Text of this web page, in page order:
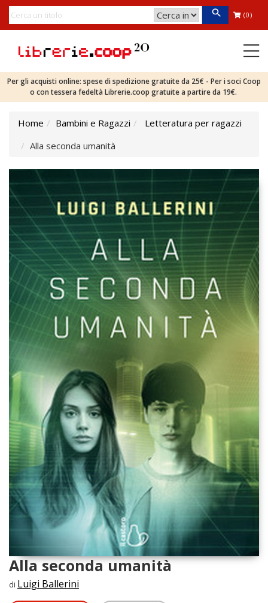
(0)
Per gli acquisti online: spese di spedizione gratuite da 25€ - Per i soci Coop
o con tessera fedeltà Librerie.coop gratuite a partire da 19€.
Home Bambini e Ragazzi
Letteratura per ragazzi
Alla seconda umanità
Alla seconda umanità
di Luigi Ballerini